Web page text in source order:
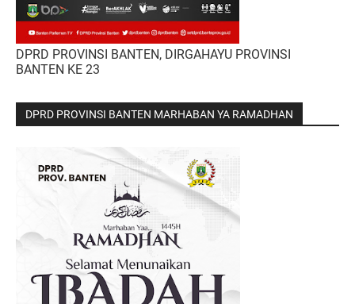
DPRD PROVINSI BANTEN, DIRGAHAYU PROVINSI
BANTEN KE 23
DPRD PROVINSI BANTEN MARHABAN YA RAMADHAN